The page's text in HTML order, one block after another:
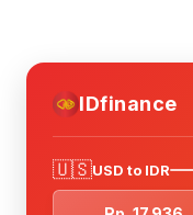
IDfinance
🇺🇸USD to IDR